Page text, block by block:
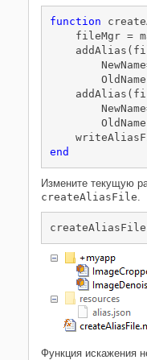
function
fileMgr =
end
Измените текущую
createAliasFile.
createAliasFile
Функция искажения